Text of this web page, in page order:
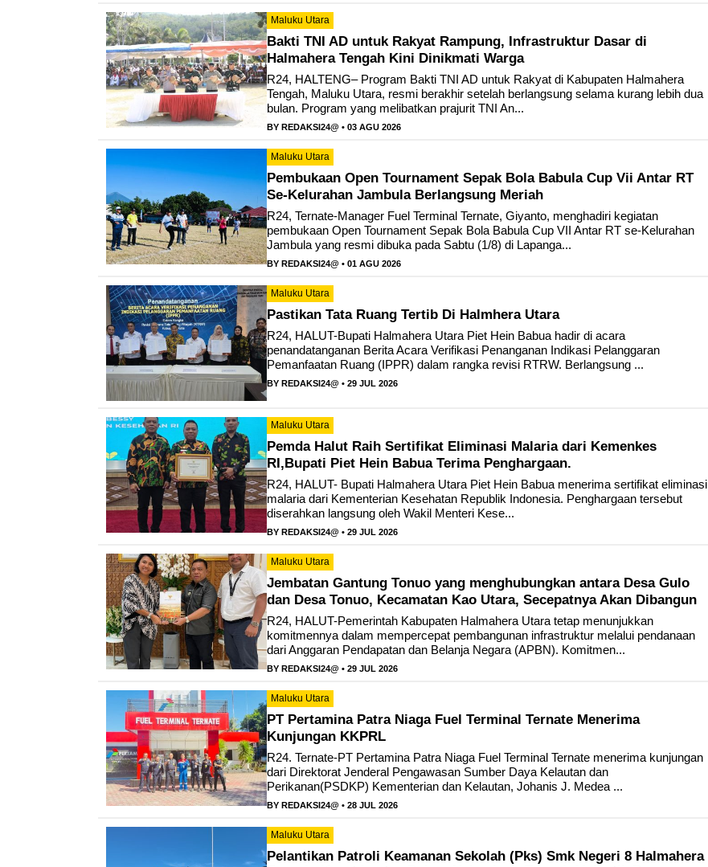
Maluku Utara
Bakti TNI AD untuk Rakyat Rampung, Infrastruktur Dasar di
Halmahera Tengah Kini Dinikmati Warga
R24, HALTENG– Program Bakti TNI AD untuk Rakyat di Kabupaten Halmahera
Tengah, Maluku Utara, resmi berakhir setelah berlangsung selama kurang lebih dua
bulan. Program yang melibatkan prajurit TNI An...
BY REDAKSI24@ • 03 AGU 2026
Maluku Utara
Pembukaan Open Tournament Sepak Bola Babula Cup Vii Antar RT
Se-Kelurahan Jambula Berlangsung Meriah
R24, Ternate-Manager Fuel Terminal Ternate, Giyanto, menghadiri kegiatan
pembukaan Open Tournament Sepak Bola Babula Cup VII Antar RT se-Kelurahan
Jambula yang resmi dibuka pada Sabtu (1/8) di Lapanga...
BY REDAKSI24@ • 01 AGU 2026
Maluku Utara
Pastikan Tata Ruang Tertib Di Halmhera Utara
R24, HALUT-Bupati Halmahera Utara Piet Hein Babua hadir di acara
penandatanganan Berita Acara Verifikasi Penanganan Indikasi Pelanggaran
Pemanfaatan Ruang (IPPR) dalam rangka revisi RTRW. Berlangsung ...
BY REDAKSI24@ • 29 JUL 2026
Maluku Utara
Pemda Halut Raih Sertifikat Eliminasi Malaria dari Kemenkes
RI,Bupati Piet Hein Babua Terima Penghargaan.
R24, HALUT- Bupati Halmahera Utara Piet Hein Babua menerima sertifikat eliminasi
malaria dari Kementerian Kesehatan Republik Indonesia. Penghargaan tersebut
diserahkan langsung oleh Wakil Menteri Kese...
BY REDAKSI24@ • 29 JUL 2026
Maluku Utara
Jembatan Gantung Tonuo yang menghubungkan antara Desa Gulo
dan Desa Tonuo, Kecamatan Kao Utara, Secepatnya Akan Dibangun
R24, HALUT-Pemerintah Kabupaten Halmahera Utara tetap menunjukkan
komitmennya dalam mempercepat pembangunan infrastruktur melalui pendanaan
dari Anggaran Pendapatan dan Belanja Negara (APBN). Komitmen...
BY REDAKSI24@ • 29 JUL 2026
Maluku Utara
PT Pertamina Patra Niaga Fuel Terminal Ternate Menerima
Kunjungan KKPRL
R24. Ternate-PT Pertamina Patra Niaga Fuel Terminal Ternate menerima kunjungan
dari Direktorat Jenderal Pengawasan Sumber Daya Kelautan dan
Perikanan(PSDKP) Kementerian dan Kelautan, Johanis J. Medea ...
BY REDAKSI24@ • 28 JUL 2026
Maluku Utara
Pelantikan Patroli Keamanan Sekolah (Pks) Smk Negeri 8 Halmahera